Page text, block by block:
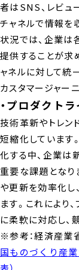
者はSNS、レビュ
チャネルで情報を
状況では、企業は
提供することが求
ャネルに対して統
カスタマージャー
・プロダクト
技術革新やトレン
短縮化しています
化する中、企業は
重要な課題となり
や更新を効率化し
ます。これにより
に柔軟に対応し、
※参考：経済産業
国ものづくり産